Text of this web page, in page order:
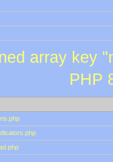
array key
PHP